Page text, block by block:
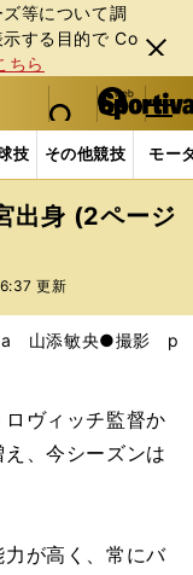
等について調
する⽬的で Co
ちら
閉じ
る
web Sportiva (webスポルティーバ)
検索
マイペ
ー
ジ
メニュ
技 その他競技 モー
Jリーグ イニエ
出身 (2ページ
更新
山添敏央●撮影 p
ヴィッチ監督か
、今シーズンは
が高く、常にバ